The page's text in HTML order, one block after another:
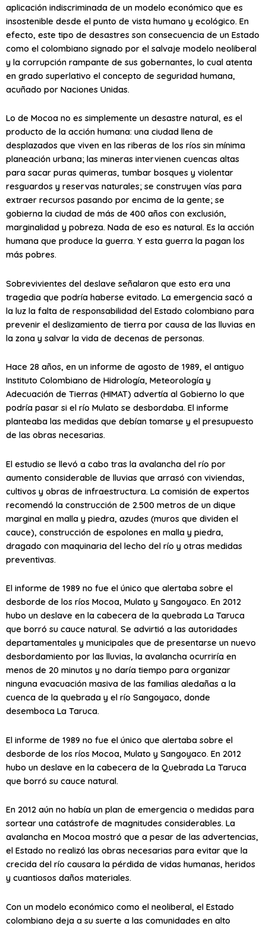
aplicación indiscriminada de un modelo económico que es
insostenible desde el punto de vista humano y ecológico. En
efecto, este tipo de desastres son consecuencia de un Estado
como el colombiano signado por el salvaje modelo neoliberal
y la corrupción rampante de sus gobernantes, lo cual atenta
en grado superlativo el concepto de seguridad humana,
acuñado por Naciones Unidas.
Lo de Mocoa no es simplemente un desastre natural, es el
producto de la acción humana: una ciudad llena de
desplazados que viven en las riberas de los ríos sin mínima
planeación urbana; las mineras intervienen cuencas altas
para sacar puras quimeras, tumbar bosques y violentar
resguardos y reservas naturales; se construyen vías para
extraer recursos pasando por encima de la gente; se
gobierna la ciudad de más de 400 años con exclusión,
marginalidad y pobreza. Nada de eso es natural. Es la acción
humana que produce la guerra. Y esta guerra la pagan los
más pobres.
Sobrevivientes del deslave señalaron que esto era una
tragedia que podría haberse evitado. La emergencia sacó a
la luz la falta de responsabilidad del Estado colombiano para
prevenir el deslizamiento de tierra por causa de las lluvias en
la zona y salvar la vida de decenas de personas.
Hace 28 años, en un informe de agosto de 1989, el antiguo
Instituto Colombiano de Hidrología, Meteorología y
Adecuación de Tierras (HIMAT) advertía al Gobierno lo que
podría pasar si el río Mulato se desbordaba. El informe
planteaba las medidas que debían tomarse y el presupuesto
de las obras necesarias.
El estudio se llevó a cabo tras la avalancha del río por
aumento considerable de lluvias que arrasó con viviendas,
cultivos y obras de infraestructura. La comisión de expertos
recomendó la construcción de 2.500 metros de un dique
marginal en malla y piedra, azudes (muros que dividen el
cauce), construcción de espolones en malla y piedra,
dragado con maquinaria del lecho del río y otras medidas
preventivas.
El informe de 1989 no fue el único que alertaba sobre el
desborde de los ríos Mocoa, Mulato y Sangoyaco. En 2012
hubo un deslave en la cabecera de la quebrada La Taruca
que borró su cauce natural. Se advirtió a las autoridades
departamentales y municipales que de presentarse un nuevo
desbordamiento por las lluvias, la avalancha ocurriría en
menos de 20 minutos y no daría tiempo para organizar
ninguna evacuación masiva de las familias aledañas a la
cuenca de la quebrada y el río Sangoyaco, donde
desemboca La Taruca.
El informe de 1989 no fue el único que alertaba sobre el
desborde de los ríos Mocoa, Mulato y Sangoyaco. En 2012
hubo un deslave en la cabecera de la Quebrada La Taruca
que borró su cauce natural.
En 2012 aún no había un plan de emergencia o medidas para
sortear una catástrofe de magnitudes considerables. La
avalancha en Mocoa mostró que a pesar de las advertencias,
el Estado no realizó las obras necesarias para evitar que la
crecida del río causara la pérdida de vidas humanas, heridos
y cuantiosos daños materiales.
Con un modelo económico como el neoliberal, el Estado
colombiano deja a su suerte a las comunidades en alto